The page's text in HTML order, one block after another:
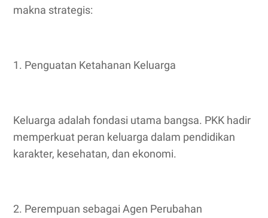
makna strategis:
1. Penguatan Ketahanan Keluarga
Keluarga adalah fondasi utama bangsa. PKK hadir
memperkuat peran keluarga dalam pendidikan
karakter, kesehatan, dan ekonomi.
2. Perempuan sebagai Agen Perubahan